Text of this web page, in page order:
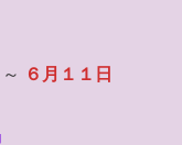
～ ６月１１日